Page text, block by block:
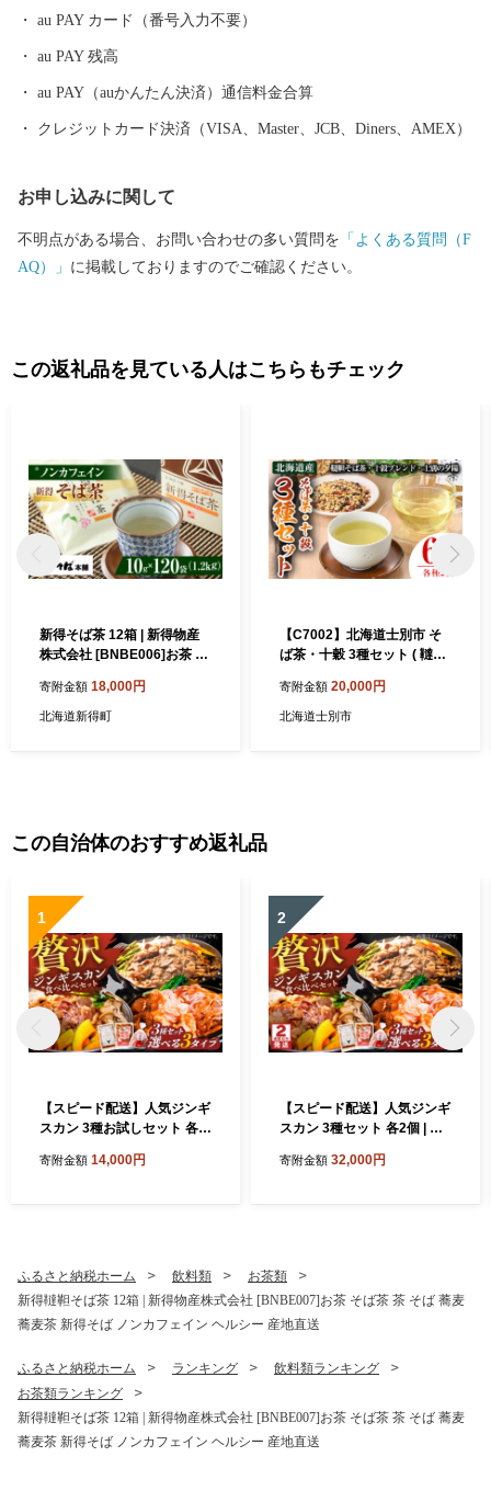
au PAY カード（番号入力不要）
au PAY 残高
au PAY（auかんたん決済）通信料金合算
クレジットカード決済（VISA、Master、JCB、Diners、AMEX）
お申し込みに関して
不明点がある場合、お問い合わせの多い質問を 「よくある質問（F
AQ）」 に掲載しておりますのでご確認ください。
この返礼品を見ている人はこちらもチェック
新得そば茶 12箱 | 新得物産
株式会社 [BNBE006]お茶 そ
得そば ノンカフェイン ヘル
シー 産地直送
寄附金額 18,000円
北海道新得町
【C7002】北海道士別市 そ
ば茶・十穀 3種セット ( 韃靼
んど 150g×2袋・士別の夕陽
ティーパックタイプ 90g×2
寄附金額 20,000円
北海道士別市
この自治体のおすすめ返礼品
1
【スピード配送】人気ジンギ
スカン 3種お試しセット 各1
AM041] ジンギスカン 味付
ス 肩ロース 北海道グルメ 味
付け肉 味付き肉 北海道名物
ご当地グルメ 北海道
寄附金額 14,000円
2
【スピード配送】人気ジンギ
スカン 3種セット 各2個 | 株
0] ジンギスカン 味付けジン
味付き肉 北海道名物 ご当地
グルメ 北海道
寄附金額 32,000円
ふるさと納税ホーム 飲料類
お茶類
新得韃靼そば茶 12箱 | 新得物産株式会社 [BNBE007]お茶 そば茶 茶 そば 蕎麦
蕎麦茶 新得そば ノンカフェイン ヘルシー 産地直送
ふるさと納税ホーム ランキング
飲料類ランキング
お茶類ランキング
新得韃靼そば茶 12箱 | 新得物産株式会社 [BNBE007]お茶 そば茶 茶 そば 蕎麦
蕎麦茶 新得そば ノンカフェイン ヘルシー 産地直送